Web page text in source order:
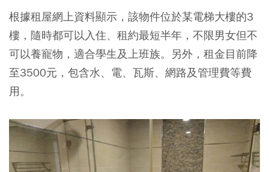
根據租屋網上資料顯示，該物件位於某電梯大樓的3
樓，隨時都可以入住、租約最短半年，不限男女但不
可以養寵物，適合學生及上班族。另外，租金目前降
至3500元，包含水、電、瓦斯、網路及管理費等費
用。